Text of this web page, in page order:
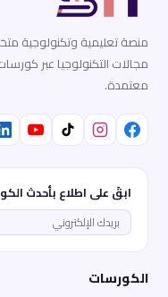
منصة تعليمية وتكنولوجية
مجالات التكنولوجيا عبر
معتمدة.
ابقَ على اطلاع بأحدث
الكورسات